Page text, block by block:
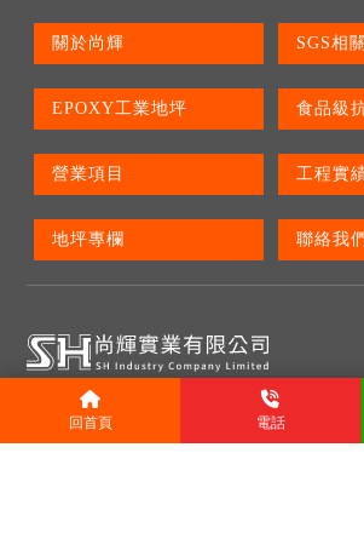
回首頁 電話
關於尚輝 SGS相
EPOXY工業地坪 食品級
營業項目 工程實
地坪專欄 聯絡我們
全台皆有提供服務